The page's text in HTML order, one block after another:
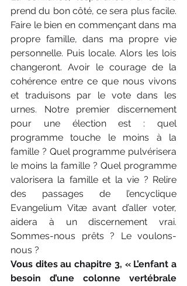
prend du bon côté, ce sera plus facile.
Faire le bien en commençant dans ma
propre famille, dans ma propre vie
personnelle. Puis locale. Alors les lois
changeront. Avoir le courage de la
cohérence entre ce que nous vivons
et traduisons par le vote dans les
urnes. Notre premier discernement
pour une élection est : quel
programme touche le moins à la
famille ? Quel programme pulvérisera
le moins la famille ? Quel programme
valorisera la famille et la vie ? Relire
des passages de l’encyclique
Evangelium Vitæ avant d’aller voter,
aidera à un discernement vrai.
Sommes-nous prêts ? Le voulons-
nous ?
Vous dites au chapitre 3, « L’enfant a
besoin d’une colonne vertébrale